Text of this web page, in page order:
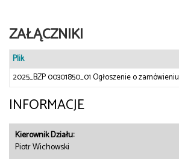
ZAŁĄCZNIKI
Plik
2025_BZP 00301850_01 Ogłoszenie o zamówieniu
INFORMACJE
Kierownik Działu:
Piotr Wichowski